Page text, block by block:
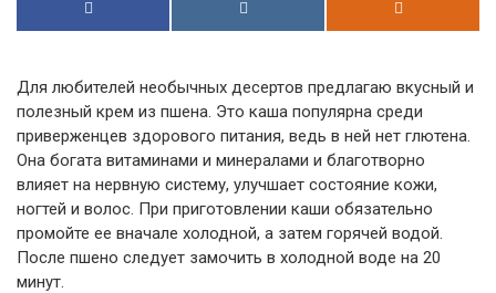
Для любителей необычных десертов предлагаю вкусный и
полезный крем из пшена. Это каша популярна среди
приверженцев здорового питания, ведь в ней нет глютена.
Она богата витаминами и минералами и благотворно
влияет на нервную систему, улучшает состояние кожи,
ногтей и волос. При приготовлении каши обязательно
промойте ее вначале холодной, а затем горячей водой.
После пшено следует замочить в холодной воде на 20
минут.